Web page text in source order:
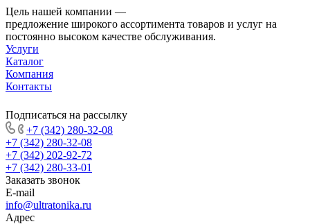
Цель нашей компании —
предложение широкого ассортимента товаров и услуг на
постоянно высоком качестве обслуживания.
Услуги
Каталог
Компания
Контакты
Подписаться на рассылку
+7 (342) 280-32-08
+7 (342) 280-32-08
+7 (342) 202-92-72
+7 (342) 280-33-01
Заказать звонок
E-mail
info@ultratonika.ru
Адрес